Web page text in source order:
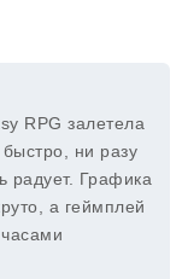
RPG залетела
ни разу
радует. Графика
а геймплей
часами